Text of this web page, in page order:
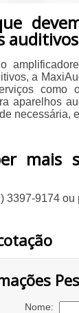
a
como
aparelhos
necessária,
mais
3397-9174 ou
Nome: